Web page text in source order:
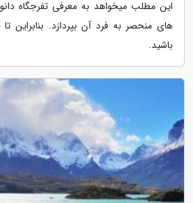
این مطلب میخواهد به معرفی تفرجگاه
های منحصر به فرد آن بپردازد. بنابراین
باشید.